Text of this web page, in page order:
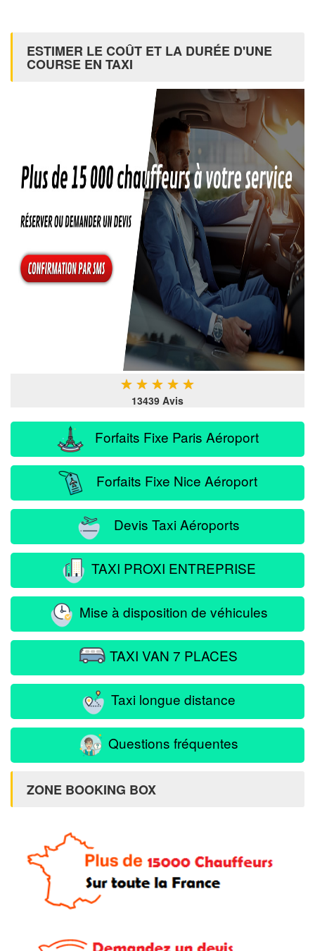
ESTIMER LE COÛT ET LA DURÉE D'UNE
COURSE EN TAXI
★ ★ ★ ★ ★
13439 Avis
Forfaits Fixe Paris Aéroport
Forfaits Fixe Nice Aéroport
Devis Taxi Aéroports
TAXI PROXI ENTREPRISE
Mise à disposition de véhicules
TAXI VAN 7 PLACES
Taxi longue distance
Questions fréquentes
ZONE BOOKING BOX